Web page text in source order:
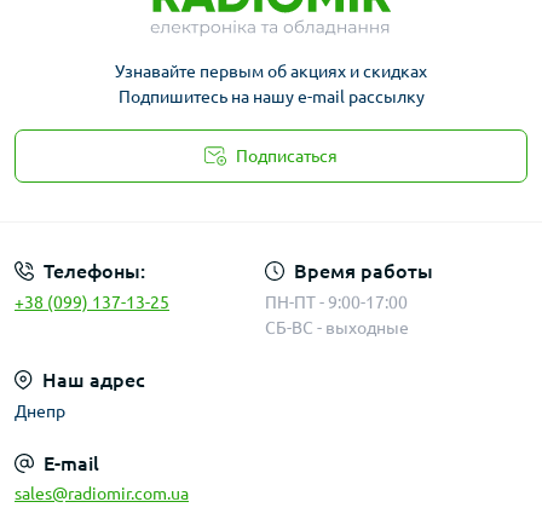
Узнавайте первым об акциях и скидках
Подпишитесь на нашу e-mail рассылку
Подписаться
Телефоны:
+38 (099) 137-13-25
Время работы
ПН-ПТ - 9:00-17:00
СБ-ВС - выходные
Наш адрес
Днепр
E-mail
sales@radiomir.com.ua